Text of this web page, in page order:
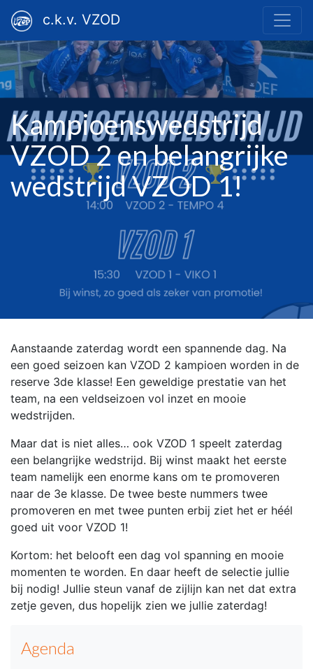
c.k.v. VZOD
Kampioenswedstrijd
VZOD 2 en belangrijke
wedstrijd VZOD 1!
Aanstaande zaterdag wordt een spannende dag. Na
een goed seizoen kan VZOD 2 kampioen worden in de
reserve 3de klasse! Een geweldige prestatie van het
team, na een veldseizoen vol inzet en mooie
wedstrijden.
Maar dat is niet alles… ook VZOD 1 speelt zaterdag
een belangrijke wedstrijd. Bij winst maakt het eerste
team namelijk een enorme kans om te promoveren
naar de 3e klasse. De twee beste nummers twee
promoveren en met twee punten erbij ziet het er héél
goed uit voor VZOD 1!
Kortom: het belooft een dag vol spanning en mooie
momenten te worden. En daar heeft de selectie jullie
bij nodig! Jullie steun vanaf de zijlijn kan net dat extra
zetje geven, dus hopelijk zien we jullie zaterdag!
Agenda